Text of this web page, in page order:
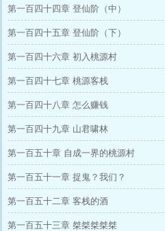
第一百四十四章 登仙阶（中）
第一百四十五章 登仙阶（下）
第一百四十六章 初入桃源村
第一百四十七章 桃源客栈
第一百四十八章 怎么赚钱
第一百四十九章 山君啸林
第一百五十章 自成一界的桃源村
第一百五十一章 捉鬼？我们？
第一百五十二章 客栈的酒
第一百五十三章 桀桀桀桀桀